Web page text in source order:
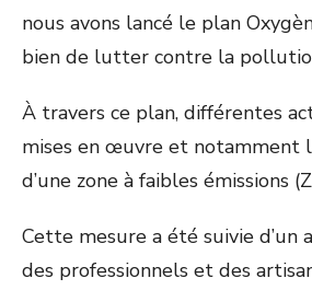
nous avons lancé le plan
bien de lutter contre la
À travers ce plan, différentes
mises en œuvre et notamment
d’une zone à faibles émissions
Cette mesure a été suivie d’un
des professionnels et des